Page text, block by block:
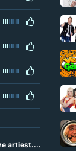
artiest....